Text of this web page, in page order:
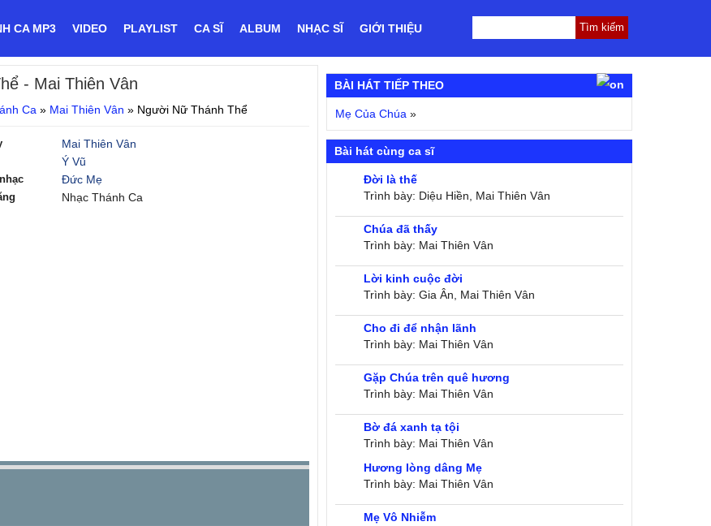
CA MP3 VIDEO PLAYLIST CA SĨ ALBUM NHẠC SĨ GIỚI THIỆU
- Mai Thiên Vân
Ca » Mai Thiên Vân » Người Nữ Thánh Thể
Mai Thiên Vân
Ý Vũ
Đức Mẹ
Nhạc Thánh Ca
BÀI HÁT TIẾP THEO
Mẹ Của Chúa »
Bài hát cùng ca sĩ
Đời là thế
Trình bày: Diệu Hiền, Mai Thiên Vân
Chúa đã thấy
Trình bày: Mai Thiên Vân
Lời kinh cuộc đời
Trình bày: Gia Ân, Mai Thiên Vân
Cho đi để nhận lãnh
Trình bày: Mai Thiên Vân
Gặp Chúa trên quê hương
Trình bày: Mai Thiên Vân
Bờ đá xanh tạ tội
Trình bày: Mai Thiên Vân
Hương lòng dâng Mẹ
Trình bày: Mai Thiên Vân
Mẹ Vô Nhiễm